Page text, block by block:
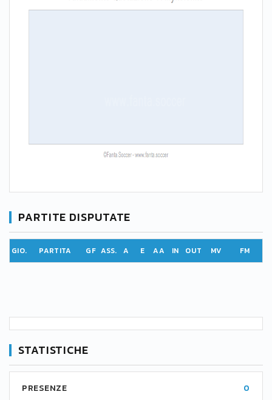
PARTITE DISPUTATE
GIO. PARTITA GF ASS. A E AA IN OUT MV FM
STATISTICHE
PRESENZE 0